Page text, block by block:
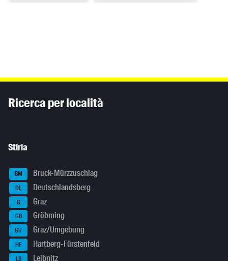
Ricerca per località
Stiria
BM Bruck-Mürzzuschlag
DL Deutschlandsberg
G Graz
GB Gröbming
GU Graz/Umgebung
HF Hartberg-Fürstenfeld
LB Leibnitz